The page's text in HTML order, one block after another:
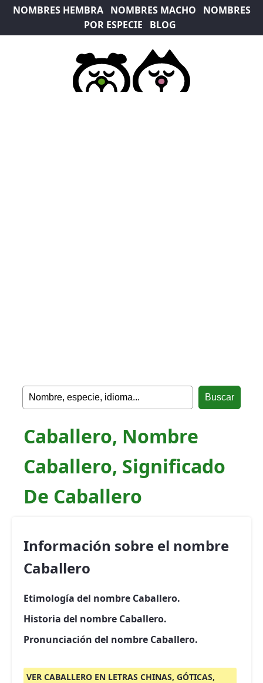
NOMBRES HEMBRA NOMBRES MACHO
NOMBRES
POR ESPECIE
BLOG
Caballero, Nombre
Caballero, Significado
De Caballero
Información sobre el nombre
Caballero
Etimología del nombre Caballero.
Historia del nombre Caballero.
Pronunciación del nombre Caballero.
VER CABALLERO EN LETRAS CHINAS, GÓTICAS,